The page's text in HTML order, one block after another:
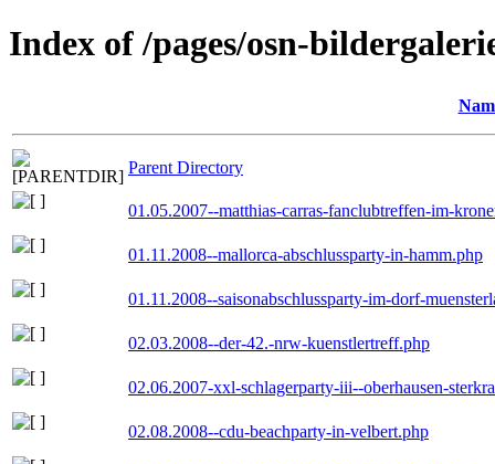
Index of /pages/osn-
Parent Directory
01.05.2007--matthias-carras-fanclubtreffen-im-
01.11.2008--mallorca-abschlussparty-in-hamm.php
01.11.2008--saisonabschlussparty-im-dorf-
02.03.2008--der-42.-nrw-kuenstlertreff.php
02.06.2007-xxl-schlagerparty-iii--oberhausen-
02.08.2008--cdu-beachparty-in-velbert.php